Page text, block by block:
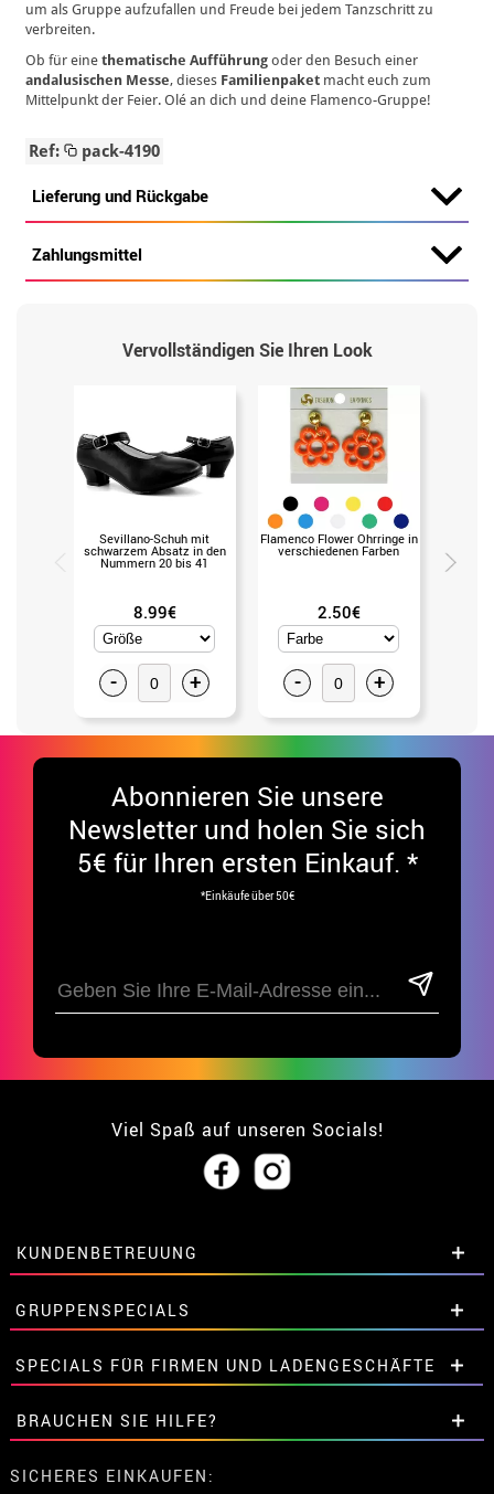
um als Gruppe aufzufallen und Freude bei jedem Tanzschritt zu
verbreiten.
Ob für einethematische Aufführung oder den Besuch einer
andalusischen Messe, dieses Familienpaket macht euch zum
Mittelpunkt der Feier. Olé an dich und deine Flamenco-Gruppe!
Ref: pack-4190
Lieferung und Rückgabe
Zahlungsmittel
Vervollständigen Sie Ihren Look
Sevillano-Schuh mit
schwarzem Absatz in den
Nummern 20 bis 41
8.99€
- +
Flamenco Flower Ohrringe in
verschiedenen Farben
2.50€
- +
Abonnieren Sie unsere
Newsletter und holen Sie sich
5€ für Ihren ersten Einkauf. *
*Einkäufe über 50€
Viel Spaß auf unseren Socials!
KUNDENBETREUUNG
• Über uns
• Verkaufskonditionen
• Rechtlicher HinweisundDatenschutz
• Kundendienst
• Cookie-Verwendung
•Cookie-Einstellungen
GRUPPENSPECIALS
Extrarabatte für Gruppen.
Kontaktieren Sie uns hier.
SPECIALS FÜR FIRMEN UND LADENGESCHÄFTE
Extrarabatte für Gruppen.
Kontaktieren Sie uns hier.
BRAUCHEN SIE HILFE?
Meine bestellung ist noch nicht erfolgt
SICHERES EINKAUFEN: